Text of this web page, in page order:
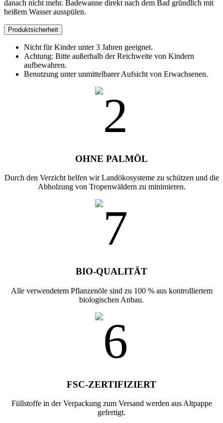
danach nicht mehr. Badewanne direkt nach dem Bad gründlich mit
heißem Wasser ausspülen.
Produktsicherheit
Nicht für Kinder unter 3 Jahren geeignet.
Achtung: Bitte außerhalb der Reichweite von Kindern
aufbewahren.
Benutzung unter unmittelbarer Aufsicht von Erwachsenen.
OHNE PALMÖL
Durch den Verzicht helfen wir Landökosysteme zu schützen und die
Abholzung von Tropenwäldern zu minimieren.
BIO-QUALITÄT
Alle verwendetem Pflanzenöle sind zu 100 % aus kontrolliertem
biologischen Anbau.
FSC-ZERTIFIZIERT
Füllstoffe in der Verpackung zum Versand werden aus Altpappe
gefertigt.